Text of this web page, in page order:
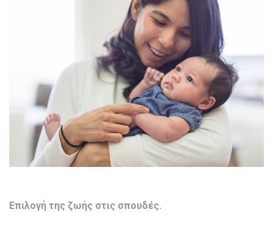
Επιλογή της ζωής στις σπουδές.